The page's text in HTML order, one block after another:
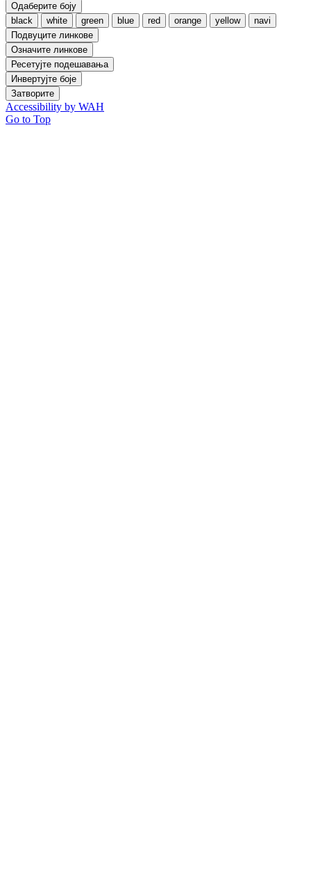
Одаберите боју
black
white green blue red orange yellow
navi
Подвуците линкове
Означите линкове
Ресетујте подешавања
Инвертујте боје
Затворите
Accessibility by WAH
Go to Top